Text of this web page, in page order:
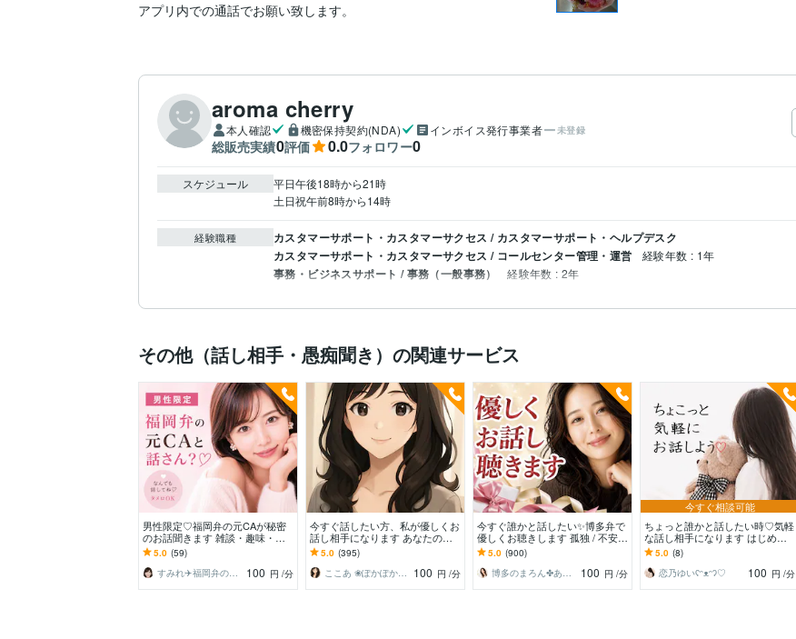
アプリ内での通話でお願い致します。
aroma cherry
本人確認 機密保持契約(NDA) インボイス発行事業者 未登録
総販売実績0評価 0.0フォロワー0
スケジュール
平日午後18時から21時
土日祝午前8時から14時
経験職種
カスタマーサポート・カスタマーサクセス / カスタマーサポート・ヘルプデスク
カスタマーサポート・カスタマーサクセス / コールセンター管理・運営
経験年数 : 1年
事務・ビジネスサポート / 事務（一般事務） 経験年数 : 2年
その他（話し相手・愚痴聞き）の関連サービス
男性限定♡福岡弁の元CAが秘密
のお話聞きます 雑談・趣味・恋
愛・性の悩みなど…な〜んでも聞
くけんね！
5.0 (59)
すみれ✈️福岡弁の元CA
100 円 /分
今すぐ話したい方、私が優しくお
話し相手になります あなたの心
にそっと寄り添う時間を届けます
5.0 (395)
ここあ ❀ぽかぽか相談室❀
100 円 /分
今すぐ誰かと話したい✨博多弁で
優しくお聴きします 孤独 / 不安 /
心配ごと/うまく話せなくても大
丈夫です
5.0 (900)
博多のまろん✤あなたの心がほどける時間✨
100 円 /分
今すぐ相談可能
ちょっと誰かと話したい時♡気軽
な話し相手になります はじめて
の方も安心♡1分から優しくお話
をお聴きします♡
5.0 (8)
恋乃ゆいʕᵔᴥᵔʔ♡
100 円 /分